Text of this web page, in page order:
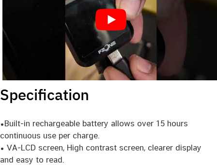
Specification
•Built-in rechargeable battery allows over 15 hours
continuous use per charge.
• VA-LCD screen, High contrast screen, clearer display
and easy to read.